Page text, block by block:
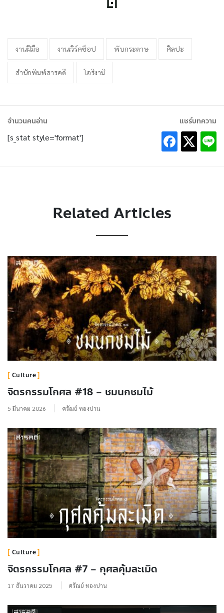
งานฝีมือ งานเวิร์คช็อป พับกระดาษ ศิลปะ
สำนักพิมพ์สารคดี โอริงามิ
จำนวนคนอ่าน
[s_stat style='format']
แชร์บทความ
Related Articles
Culture
จิตรกรรมโกศล #18 – ชมนกชมไม้
5 มีนาคม 2026 ศรัณย์ ทองปาน
Culture
จิตรกรรมโกศล #7 – กุศลคุ้มละเมิด
17 ธันวาคม 2025 ศรัณย์ ทองปาน